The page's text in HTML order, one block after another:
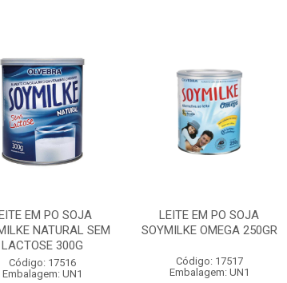
EM PO SOJA
NATURAL SEM
LACTOSE 300G
Código: 17516
Embalagem: UN1
LEITE EM PO SOJA
SOYMILKE OMEGA 250GR
Código: 17517
Embalagem: UN1